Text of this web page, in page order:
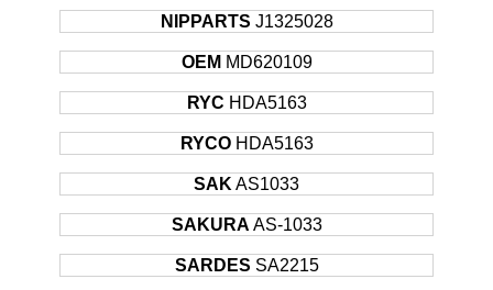
TOYOTA HIACE
1983
PANELVAN
HILUX
1988 -
1994
TOYOTA HILUX
1984 -
1986
PICK UP
TOYOTA HILUX
1989
PICK UP
HILUX
1984 -
1988
TOYOTA
LAND
1984 -
SUV
NIPPARTS J1325028
OEM MD620109
RYC HDA5163
RYCO HDA5163
SAK AS1033
SAKURA AS-1033
SARDES SA2215